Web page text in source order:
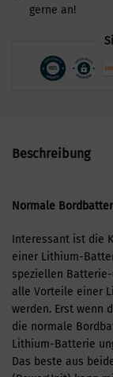
gerne an!
Beschreibung
Normale
Interessant ist die
einer Lithium-
speziellen
alle Vorteile einer
werden. Erst wenn
die normale
Lithium-Batterie
Das beste aus